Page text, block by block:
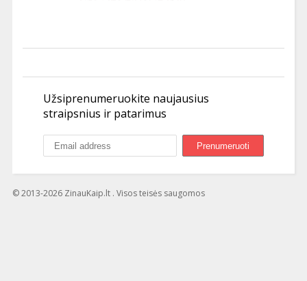
Užsiprenumeruokite naujausius
straipsnius ir patarimus
© 2013-2026 ZinauKaip.lt . Visos teisės saugomos